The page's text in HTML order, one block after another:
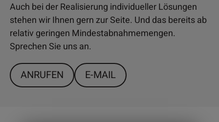
Auch bei der Realisierung individueller Lösungen
stehen wir Ihnen gern zur Seite. Und das bereits ab
relativ geringen Mindestabnahmemengen.
Sprechen Sie uns an.
ANRUFEN E-MAIL